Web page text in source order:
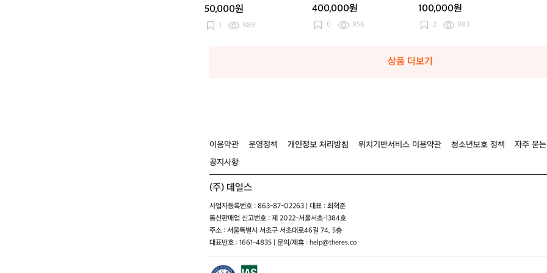
50,000원
1 989
400,000원
0 956
100,000원
2 983
상품 더보기
이용약관 운영정책 개인정보 처리방침 위치기반서비스 이용약관 청소년보호 정책
자주 묻
공지사항
(주) 데얼스
사업자등록번호 : 863-87-02263 | 대표 : 최혁준
통신판매업 신고번호 : 제 2022-서울서초-1384호
주소 : 서울특별시 서초구 서초대로46길 74, 5층
대표번호 : 1661-4835 | 문의/제휴 : help@theres.co